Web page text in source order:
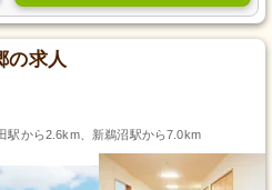
の求人
駅から2.6km、新鵜沼駅から7.0km